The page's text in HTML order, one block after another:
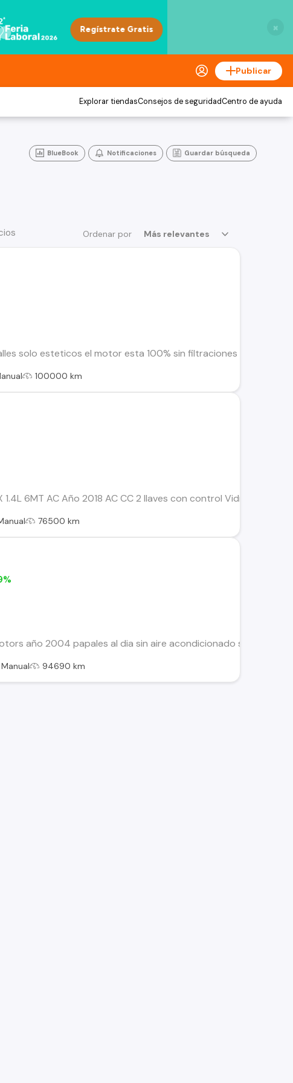
×
Publicar
Explorar tiendasConsejos de seguridadCentro de ayuda
BlueBook Notificaciones Guardar búsqueda
Ordenar por Más relevantes
solo esteticos el motor esta 100% sin filtraciones de aceite
100000 km
1.4L 6MT AC Año 2018 AC CC 2 llaves con control Vidrios
76500 km
año 2004 papales al dia sin aire acondicionado solo se
Manual 94690 km